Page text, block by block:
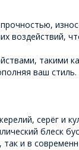
воздействий,
такими
ваш стиль.
серёг и
блеск
и в